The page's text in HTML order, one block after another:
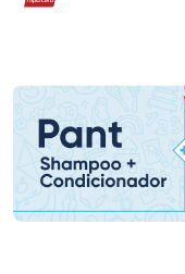
Promoção